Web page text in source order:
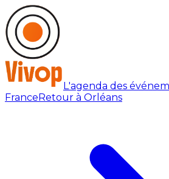
L'agenda des
FranceRetour à Orléans